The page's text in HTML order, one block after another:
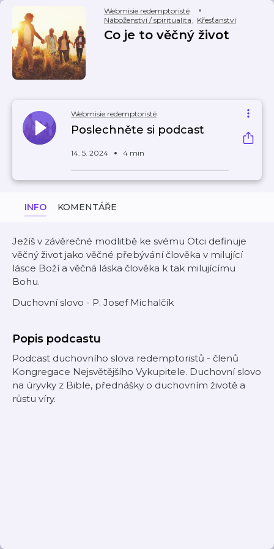
Webmisie redemptoristé
Náboženství / spiritualita, Křesťanství
Co je to věčný život
Webmisie redemptoristé
Poslechněte si podcast
14. 5. 2024 4 min
INFO KOMENTÁŘE
Ježíš v závěrečné modlitbě ke svému Otci definuje
věčný život jako věčné přebývání člověka v milující
lásce Boží a věčná láska člověka k tak milujícímu
Bohu.
Duchovní slovo - P. Josef Michalčík
Popis podcastu
Podcast duchovního slova redemptoristů - členů
Kongregace Nejsvětějšího Vykupitele. Duchovní slovo
na úryvky z Bible, přednášky o duchovním životě a
růstu víry.